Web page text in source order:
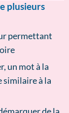
plusieurs
permettant
un mot à la
similaire à la